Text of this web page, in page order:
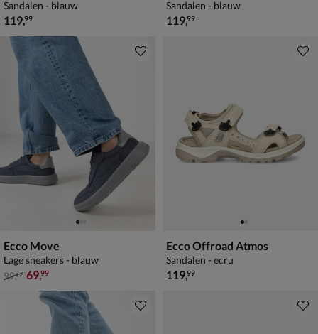
Sandalen - blauw
€ 119,99
119,99
Sandalen - blauw
€ 119,99
119,99
Ecco Move
Lage sneakers - blauw
van € 99,99 voor € 69,99
99,99 69,99
Ecco Offroad Atmos
Sandalen - ecru
€ 119,99
119,99